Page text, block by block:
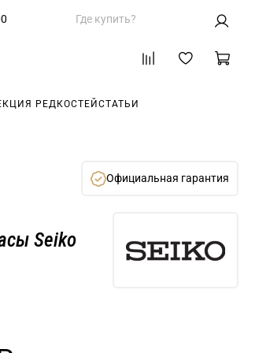
Где купить?
РЕДКОСТЕЙ СТАТЬИ
Официальная гарантия
Seiko